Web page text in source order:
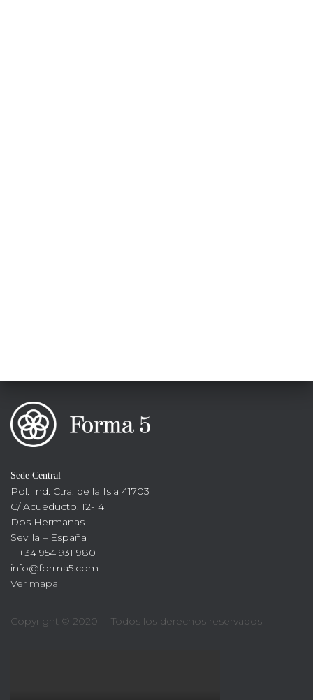
Sede Central
Pol. Ind. Ctra. de la Isla 41703
C/ Acueducto, 12-14
Dos Hermanas
Sevilla – España
T +34 954 931 980
info@forma5.com
Ver mapa
Copyright © 2020 – Todos los derechos reservados